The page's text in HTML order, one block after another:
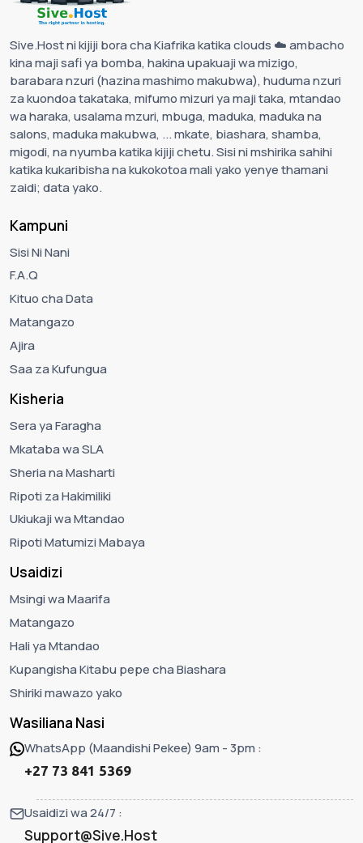
Sive.Host ni kijiji bora cha Kiafrika katika clouds ☁️ ambacho
kina maji safi ya bomba, hakina upakuaji wa mizigo,
barabara nzuri (hazina mashimo makubwa), huduma nzuri
za kuondoa takataka, mifumo mizuri ya maji taka, mtandao
wa haraka, usalama mzuri, mbuga, maduka, maduka na
salons, maduka makubwa, ... mkate, biashara, shamba,
migodi, na nyumba katika kijiji chetu. Sisi ni mshirika sahihi
katika kukaribisha na kukokotoa mali yako yenye thamani
zaidi; data yako.
Kampuni
Sisi Ni Nani
F.A.Q
Kituo cha Data
Matangazo
Ajira
Saa za Kufungua
Kisheria
Sera ya Faragha
Mkataba wa SLA
Sheria na Masharti
Ripoti za Hakimiliki
Ukiukaji wa Mtandao
Ripoti Matumizi Mabaya
Usaidizi
Msingi wa Maarifa
Matangazo
Hali ya Mtandao
Kupangisha Kitabu pepe cha Biashara
Shiriki mawazo yako
Wasiliana Nasi
WhatsApp (Maandishi Pekee) 9am - 3pm :
+27 73 841 5369
Usaidizi wa 24/7 :
Support@Sive.Host